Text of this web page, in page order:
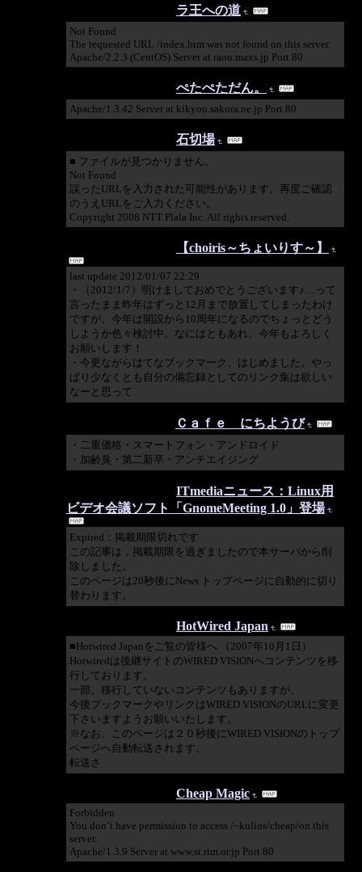
ラ王への道
Not Found
The requested URL /index.htm was not found on this server.
Apache/2.2.3 (CentOS) Server at raou.maxs.jp Port 80
ぺたぺただん。
Apache/1.3.42 Server at kikyou.sakura.ne.jp Port 80
石切場
■ ファイルが見つかりません。
Not Found
誤ったURLを入力された可能性があります。再度ご確認
のうえURLをご入力ください。
Copyright 2008 NTT Plala Inc. All rights reserved.
【choiris～ちょいりす～】
last update 2012/01/07 22:29
・（2012/1/7）明けましておめでとうございます♪…って
言ったまま昨年はずっと12月まで放置してしまったわけ
ですが、今年は開設から10周年になるのでちょっとどう
しようか色々検討中。なにはともあれ、今年もよろしく
お願いします！
・今更ながらはてなブックマーク、はじめました。やっ
ぱり少なくとも自分の備忘録としてのリンク集は欲しい
なーと思って
Ｃａｆｅ にちようび
・二重価格・スマートフォン・アンドロイド
・加齢臭・第二新卒・アンチエイジング
ITmediaニュース：Linux用
ビデオ会議ソフト「GnomeMeeting 1.0」登場
Expired：掲載期限切れです
この記事は，掲載期限を過ぎましたので本サーバから削
除しました。
このページは20秒後にNews トップページに自動的に切り
替わります。
HotWired Japan
■Hotwired Japanをご覧の皆様へ （2007年10月1日）
Hotwiredは後継サイトのWIRED VISIONへコンテンツを移
行しております。
一部、移行していないコンテンツもありますが、
今後ブックマークやリンクはWIRED VISIONのURLに変更
下さいますようお願いいたします。
※なお、このページは２０秒後にWIRED VISIONのトップ
ページへ自動転送されます。
転送さ
Cheap Magic
Forbidden
You don’t have permission to access /~kulios/cheap/on this
server.
Apache/1.3.9 Server at www.st.rim.or.jp Port 80